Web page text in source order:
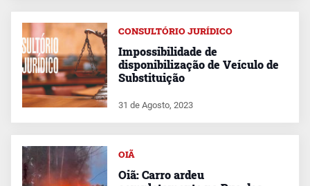
CONSULTÓRIO JURÍDICO
Impossibilidade de
disponibilização de Veículo de
Substituição
31 de Agosto, 2023
OIÃ
Oiã: Carro ardeu